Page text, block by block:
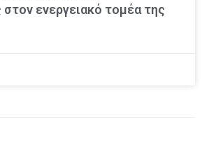
ενεργειακό τομέα της